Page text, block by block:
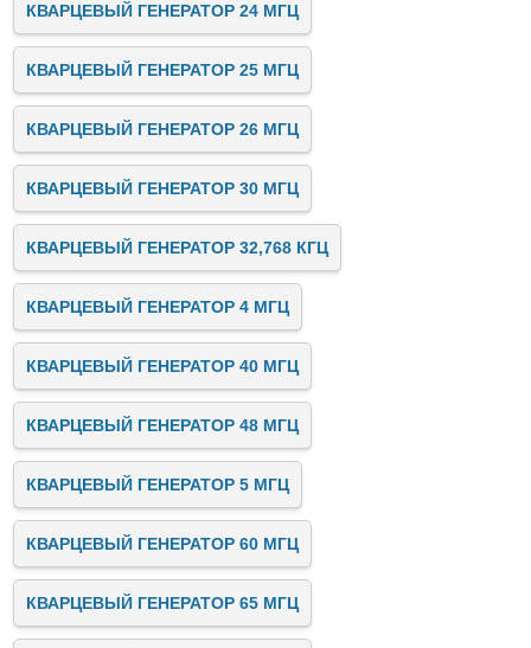
КВАРЦЕВЫЙ ГЕНЕРАТОР 24 МГЦ
КВАРЦЕВЫЙ ГЕНЕРАТОР 25 МГЦ
КВАРЦЕВЫЙ ГЕНЕРАТОР 26 МГЦ
КВАРЦЕВЫЙ ГЕНЕРАТОР 30 МГЦ
КВАРЦЕВЫЙ ГЕНЕРАТОР 32,768 КГЦ
КВАРЦЕВЫЙ ГЕНЕРАТОР 4 МГЦ
КВАРЦЕВЫЙ ГЕНЕРАТОР 40 МГЦ
КВАРЦЕВЫЙ ГЕНЕРАТОР 48 МГЦ
КВАРЦЕВЫЙ ГЕНЕРАТОР 5 МГЦ
КВАРЦЕВЫЙ ГЕНЕРАТОР 60 МГЦ
КВАРЦЕВЫЙ ГЕНЕРАТОР 65 МГЦ